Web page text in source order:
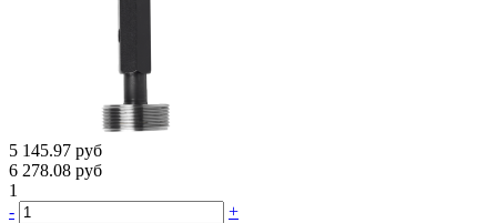
5 145.97 руб
6 278.08 руб
1
-
+